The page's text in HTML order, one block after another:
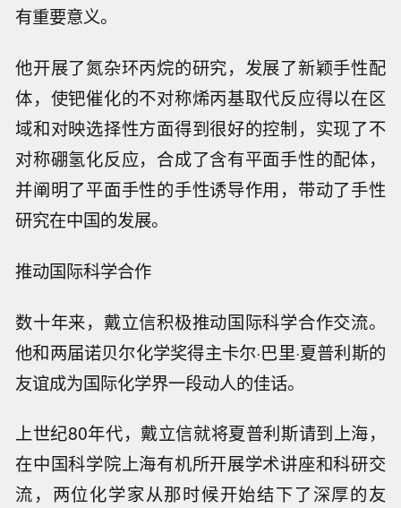
有重要意义。
他开展了氮杂环丙烷的研究，发展了新颖手性配
体，使钯催化的不对称烯丙基取代反应得以在区
域和对映选择性方面得到很好的控制，实现了不
对称硼氢化反应，合成了含有平面手性的配体，
并阐明了平面手性的手性诱导作用，带动了手性
研究在中国的发展。
推动国际科学合作
数十年来，戴立信积极推动国际科学合作交流。
他和两届诺贝尔化学奖得主卡尔·巴里·夏普利斯的
友谊成为国际化学界一段动人的佳话。
上世纪80年代，戴立信就将夏普利斯请到上海，
在中国科学院上海有机所开展学术讲座和科研交
流，两位化学家从那时候开始结下了深厚的友